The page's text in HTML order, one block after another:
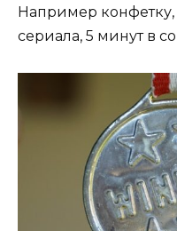
Например конфетку,
сериала, 5 минут в